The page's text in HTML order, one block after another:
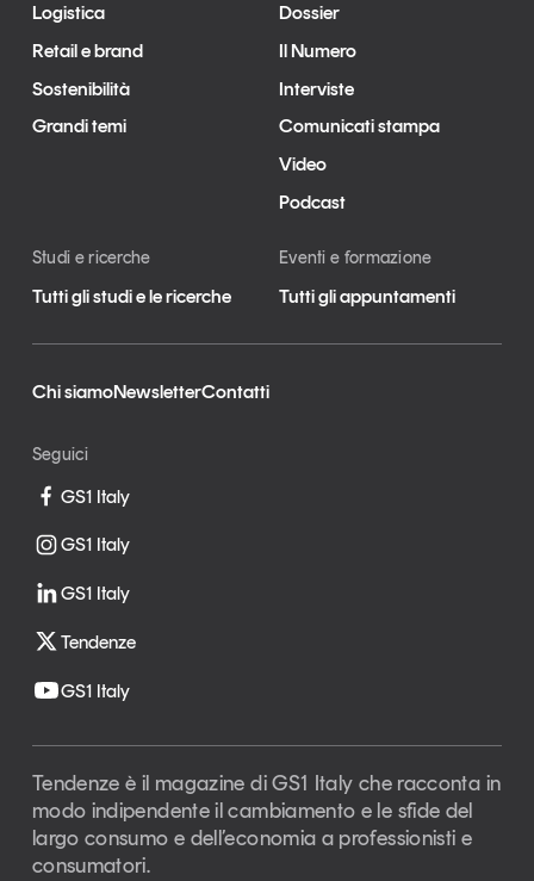
Logistica
Retail e brand
Sostenibilità
Grandi temi
Dossier
Il Numero
Interviste
Comunicati stampa
Video
Podcast
Studi e ricerche
Tutti gli studi e le ricerche
Eventi e formazione
Tutti gli appuntamenti
Chi siamoNewsletterContatti
Seguici
GS1 Italy
GS1 Italy
GS1 Italy
Tendenze
GS1 Italy
Tendenze è il magazine di GS1 Italy che racconta in
modo indipendente il cambiamento e le sfide del
largo consumo e dell’economia a professionisti e
consumatori.